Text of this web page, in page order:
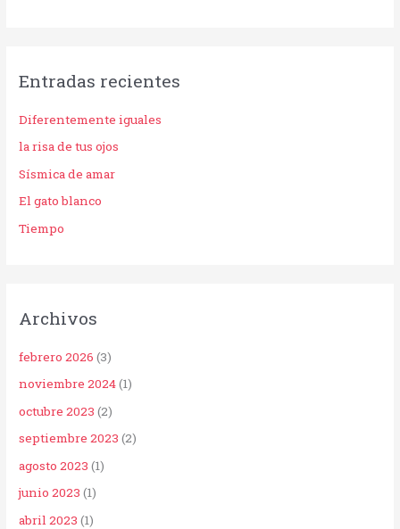
Entradas recientes
Diferentemente iguales
la risa de tus ojos
Sísmica de amar
El gato blanco
Tiempo
Archivos
febrero 2026 (3)
noviembre 2024(1)
octubre 2023 (2)
septiembre 2023 (2)
agosto 2023 (1)
junio 2023 (1)
abril 2023 (1)